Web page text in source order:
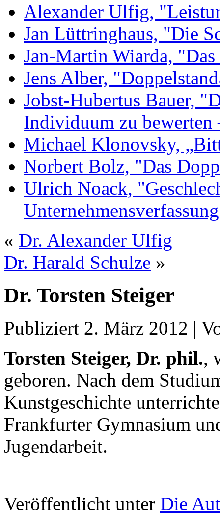
Alexander Ulfig,
Jan Lüttringhaus, "Die
Jan-Martin Wiarda,
Jens Alber,
Jobst-Hubertus Bauer,
Individuum zu
Michael Klonovsky,
Norbert Bolz, "Das
Ulrich Noack,
« Dr. Alexander Ulfig
Dr. Harald Schulze »
Dr. Torsten Steiger
Publiziert 2. März 2012 |
Torsten Steiger, Dr. phil.,
geboren. Nach dem
Kunstgeschichte
Frankfurter Gymnasium
Jugendarbeit.
Veröffentlicht unter Die